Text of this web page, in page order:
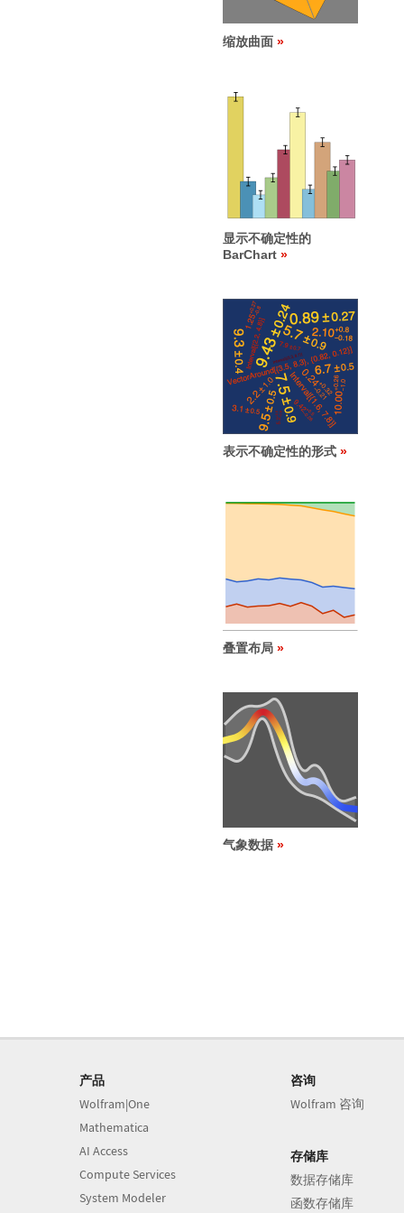
缩放曲面
显示不确定性的
BarChart
表示不确定性的形式
叠置布局
气象数据
产品
Wolfram|One
Mathematica
AI Access
Compute Services
System Modeler
咨询
Wolfram 咨询
存储库
数据存储库
函数存储库